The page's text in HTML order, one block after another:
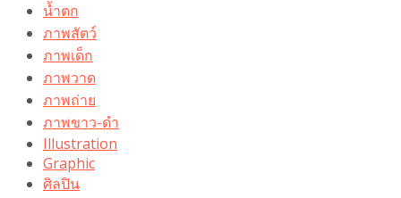
น้ำตก
ภาพสัตว์
ภาพเด็ก
ภาพวาด
ภาพถ่าย
ภาพขาว-ดำ
Illustration
Graphic
ศิลปิน